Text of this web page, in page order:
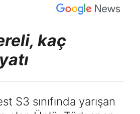
kaç
sınıfında yarışan